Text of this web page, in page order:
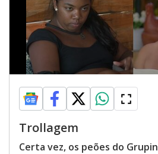
Trollagem
Certa vez, os peões do